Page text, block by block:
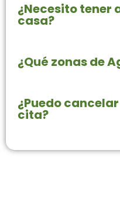
¿Necesito tener
casa?
¿Qué zonas de
¿Puedo
cita?